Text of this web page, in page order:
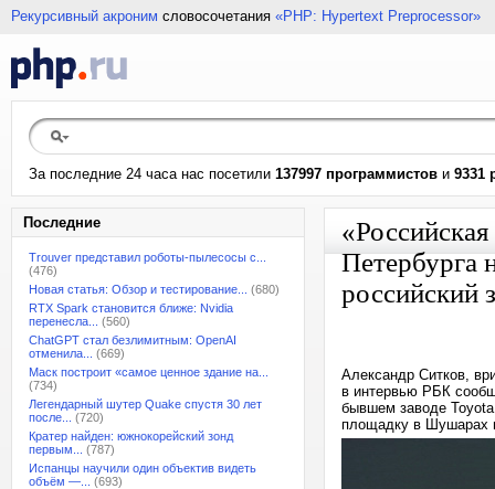
Рекурсивный акроним словосочетания «PHP: Hypertext Preprocessor»
За последние 24 часа нас посетили 137997 программистов и 9331
Последние
Trouver представил роботы-пылесосы с...
(476)
Новая статья: Обзор и тестирование...
(680)
RTX Spark становится ближе: Nvidia
перенесла...
(560)
ChatGPT стал безлимитным: OpenAI
отменила...
(669)
Маск построит «самое ценное здание на...
(734)
Легендарный шутер Quake спустя 30 лет
после...
(720)
Кратер найден: южнокорейский зонд
первым...
(787)
Испанцы научили один объектив видеть
объём —...
(693)
Петербурга
российский
Александр Ситков,
в интервью РБК
бывшем заводе
площадку в Шушарах